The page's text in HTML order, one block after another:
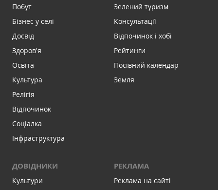
Побут
Бізнес у селі
Досвід
Здоров'я
Освіта
Культура
Релігія
Відпочинок
Соціалка
Інфраструктура
Зелений туризм
Консультації
Відпочинок і хобі
Рейтинги
Посівний календар
Земля
ДОВІДНИКИ
Культури
РЕКЛАМА
Реклама на сайті